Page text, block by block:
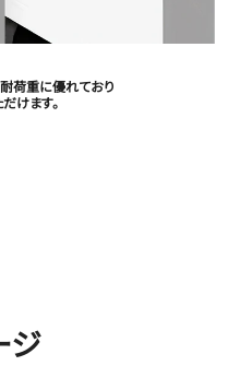
荷重に優れており
けます。
ジ